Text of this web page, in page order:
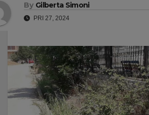
By Gilberta Simoni
PRI 27, 2024